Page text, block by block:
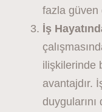
fazla güven
İş
ilişkilerinde
avantajdır.